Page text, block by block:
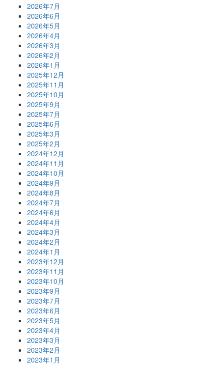
2026年7月
2026年6月
2026年5月
2026年4月
2026年3月
2026年2月
2026年1月
2025年12月
2025年11月
2025年10月
2025年9月
2025年7月
2025年6月
2025年3月
2025年2月
2024年12月
2024年11月
2024年10月
2024年9月
2024年8月
2024年7月
2024年6月
2024年4月
2024年3月
2024年2月
2024年1月
2023年12月
2023年11月
2023年10月
2023年9月
2023年7月
2023年6月
2023年5月
2023年4月
2023年3月
2023年2月
2023年1月